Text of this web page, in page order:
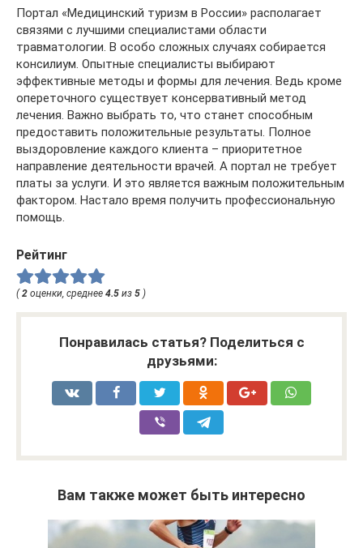
Портал «Медицинский туризм в России» располагает
связями с лучшими специалистами области
травматологии. В особо сложных случаях собирается
консилиум. Опытные специалисты выбирают
эффективные методы и формы для лечения. Ведь кроме
опереточного существует консервативный метод
лечения. Важно выбрать то, что станет способным
предоставить положительные результаты. Полное
выздоровление каждого клиента – приоритетное
направление деятельности врачей. А портал не требует
платы за услуги. И это является важным положительным
фактором. Настало время получить профессиональную
помощь.
Рейтинг
(2 оценки, среднее 4.5 из 5 )
Понравилась статья? Поделиться с
друзьями:
Вам также может быть интересно